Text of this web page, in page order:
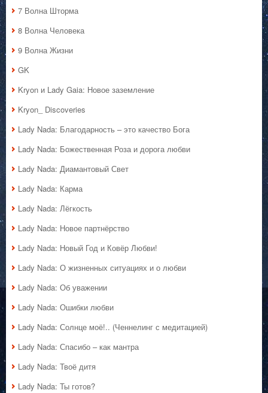
7 Волна Шторма
8 Волна Человека
9 Волна Жизни
GK
Kryon и Lady Gaia: Новое заземление
Kryon_ Discoveries
Lady Nada: Благодарность – это качество Бога
Lady Nada: Божественная Роза и дорога любви
Lady Nada: Диамантовый Свет
Lady Nada: Карма
Lady Nada: Лёгкость
Lady Nada: Новое партнёрство
Lady Nada: Новый Год и Ковёр Любви!
Lady Nada: О жизненных ситуациях и о любви
Lady Nada: Об уважении
Lady Nada: Ошибки любви
Lady Nada: Солнце моё!.. (Ченнелинг с медитацией)
Lady Nada: Спасибо – как мантра
Lady Nada: Твоё дитя
Lady Nada: Ты готов?